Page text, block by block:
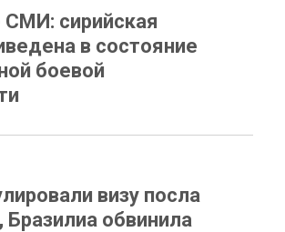
СМИ: сирийская
в состояние
боевой
визу посла
Бразилиа обвинила